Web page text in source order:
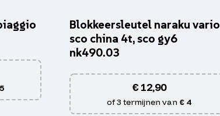
Blokkeersleutel naraku vario
sco china 4t, sco gy6
nk490.03
€12,90
of 3 termijnen van € 4